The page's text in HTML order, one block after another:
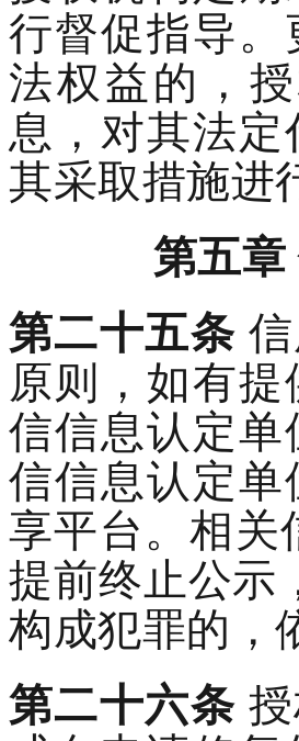
行督促指导。
法权益的，
息 ， 对其法
其采取措施进
第五章
第二十五条
原则，如有
信信息认定单
信信息认定单
享平台。相关
提前终止公示
构成犯罪的，
第二十六条